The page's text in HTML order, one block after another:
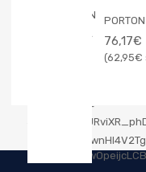
76,17€
62,95€